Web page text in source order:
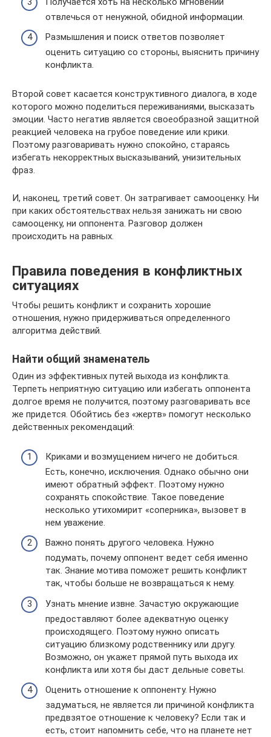
отвлечься от ненужной, обидной информации.
Размышления и поиск ответов позволяет
оценить ситуацию со стороны, выяснить причину
конфликта.
Второй совет касается конструктивного диалога, в ходе
которого можно поделиться переживаниями, высказать
эмоции. Часто негатив является своеобразной защитной
реакцией человека на грубое поведение или крики.
Поэтому разговаривать нужно спокойно, стараясь
избегать некорректных высказываний, унизительных
фраз.
И, наконец, третий совет. Он затрагивает самооценку. Ни
при каких обстоятельствах нельзя занижать ни свою
самооценку, ни оппонента. Разговор должен
происходить на равных.
Правила поведения в конфликтных
ситуациях
Чтобы решить конфликт и сохранить хорошие
отношения, нужно придерживаться определенного
алгоритма действий.
Найти общий знаменатель
Один из эффективных путей выхода из конфликта.
Терпеть неприятную ситуацию или избегать оппонента
долгое время не получится, поэтому разговаривать все
же придется. Обойтись без «жертв» помогут несколько
действенных рекомендаций:
Криками и возмущением ничего не добиться.
Есть, конечно, исключения. Однако обычно они
имеют обратный эффект. Поэтому нужно
сохранять спокойствие. Такое поведение
несколько утихомирит «соперника», вызовет в
нем уважение.
Важно понять другого человека. Нужно
подумать, почему оппонент ведет себя именно
так. Знание мотива поможет решить конфликт
так, чтобы больше не возвращаться к нему.
Узнать мнение извне. Зачастую окружающие
предоставляют более адекватную оценку
происходящего. Поэтому нужно описать
ситуацию близкому родственнику или другу.
Возможно, он укажет прямой путь выхода их
конфликта или хотя бы даст дельные советы.
Оценить отношение к оппоненту. Нужно
задуматься, не является ли причиной конфликта
предвзятое отношение к человеку? Если так и
есть, стоит напомнить себе, что на планете нет